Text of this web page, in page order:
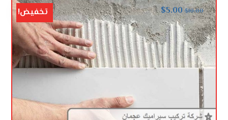
$10.00
$5.00 تخفيض!